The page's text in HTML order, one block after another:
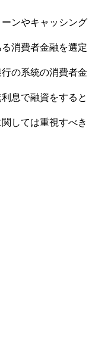
ンやキャッシング
消費者金融を選定
の系統の消費者金
息で融資をすると
しては重視すべき